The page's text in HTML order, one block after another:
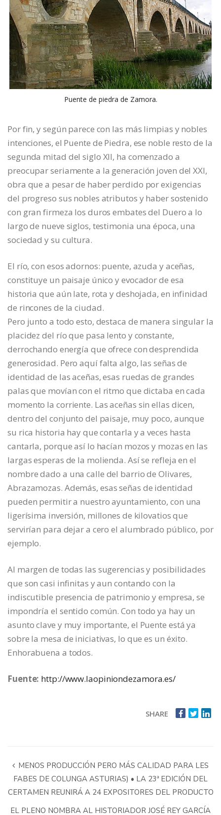
Puente de piedra de Zamora.
Por fin, y según parece con las más limpias y nobles
intenciones, el Puente de Piedra, ese noble resto de la
segunda mitad del siglo XII, ha comenzado a
preocupar seriamente a la generación joven del XXI,
obra que a pesar de haber perdido por exigencias
del progreso sus nobles atributos y haber sostenido
con gran firmeza los duros embates del Duero a lo
largo de nueve siglos, testimonia una época, una
sociedad y su cultura.
El río, con esos adornos: puente, azuda y aceñas,
constituye un paisaje único y evocador de esa
historia que aún late, rota y deshojada, en infinidad
de rincones de la ciudad.
Pero junto a todo esto, destaca de manera singular la
placidez del río que pasa lento y constante,
derrochando energía que ofrece con desprendida
generosidad. Pero aquí falta algo, las señas de
identidad de las aceñas, esas ruedas de grandes
palas que movían con el ritmo que dictaba en cada
momento la corriente. Las aceñas sin ellas dicen,
dentro del conjunto del paisaje, muy poco, aunque
su rica historia hay que contarla y a veces hasta
cantarla, porque así lo hacían mozos y mozas en las
largas esperas de la molienda. Así se refleja en el
nombre dado a una calle del barrio de Olivares,
Abrazamozas. Además, esas señas de identidad
pueden permitir a nuestro ayuntamiento, con una
ligerísima inversión, millones de kilovatios que
servirían para dejar a cero el alumbrado público, por
ejemplo.
Al margen de todas las sugerencias y posibilidades
que son casi infinitas y aun contando con la
indiscutible presencia de patrimonio y empresa, se
impondría el sentido común. Con todo ya hay un
asunto clave y muy importante, el Puente está ya
sobre la mesa de iniciativas, lo que es un éxito.
Enhorabuena a todos.
Fuente: http://www.laopiniondezamora.es/
SHARE
MENOS PRODUCCIÓN PERO MÁS CALIDAD PARA LES
FABES DE COLUNGA ASTURIAS) • LA 23ª EDICIÓN DEL
CERTAMEN REUNIRÁ A 24 EXPOSITORES DEL PRODUCTO
EL PLENO NOMBRA AL HISTORIADOR JOSÉ REY GARCÍA